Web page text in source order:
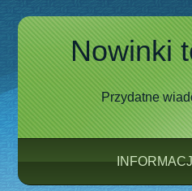
Nowinki
Przydatne